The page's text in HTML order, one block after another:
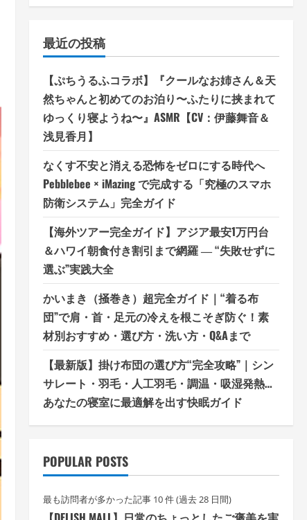
最近の投稿
【ぷちうるふコラボ】『クールなお姉さん＆天
然ちゃんと初めてのお泊り〜ふたりに挟まれて
ゆっくり寝ようね〜』ASMR【CV：伊藤舞音＆
浅見香月】
なくす不安と消える恐怖をゼロにする時代へ
Pebblebee × iMazing で完成する「究極のスマホ
防衛システム」完全ガイド
【海外ツアー完全ガイド】アジア最安1万円台
＆ハワイ朝食付き割引まで網羅 ― “失敗せずに
選ぶ”実践大全
かいまき（掻巻き）超完全ガイド｜“着る布
団”で肩・首・足元の冷えを根こそぎ防ぐ！素
材別おすすめ・選び方・洗い方・Q&Aまで
【最新版】掛け布団の選び方“完全攻略”｜シン
サレート・羽毛・人工羽毛・調温・吸湿発熱…
あなたの寝室に最適解を出す快眠ガイド
POPULAR POSTS
最も訪問者が多かった記事 10 件 (過去 28 日間)